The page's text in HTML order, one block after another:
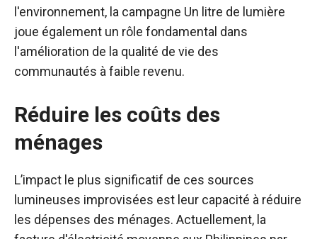
l'environnement, la campagne Un litre de lumière
joue également un rôle fondamental dans
l'amélioration de la qualité de vie des
communautés à faible revenu.
Réduire les coûts des
ménages
L’impact le plus significatif de ces sources
lumineuses improvisées est leur capacité à réduire
les dépenses des ménages. Actuellement, la